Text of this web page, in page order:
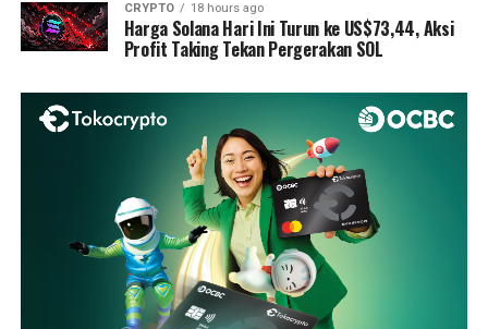
CRYPTO 18 hours ago
Harga Solana Hari Ini Turun ke US$73,44, Aksi
Profit Taking Tekan Pergerakan SOL